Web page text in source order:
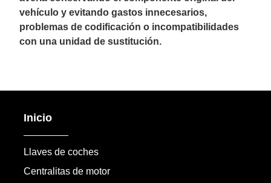
vehículo y evitando gastos innecesarios,
problemas de codificación o incompatibilidades
con una unidad de sustitución.
Inicio
Llaves de coches
Centralitas de motor